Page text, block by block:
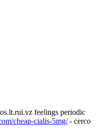
feelings periodic
cheap-cialis-5mg/- cerco